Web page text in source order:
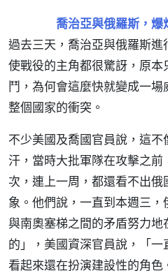
喬治亞與俄羅斯，爆
過去三天，喬治亞與俄羅斯
使戰役的主角都很驚訝，原
鬥，為何會這麼快就變成一
整個國家的衝突。
不少美國及喬國官員說，這
汗，當時大批軍隊在攻擊之
次，連上一周，都還看不出
象。他們說，一直到本週三
與南奧塞梯之間的矛盾努力
的」，美國資深官員說，「
看起來還在扮演建設性的角色